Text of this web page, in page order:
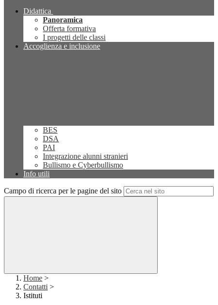
Didattica
Panoramica
Offerta formativa
I progetti delle classi
Accoglienza e inclusione
BES
DSA
PAI
Integrazione alunni stranieri
Bullismo e Cyberbullismo
Info utili
Campo di ricerca per le pagine del sito
Home >
Contatti >
Istituti